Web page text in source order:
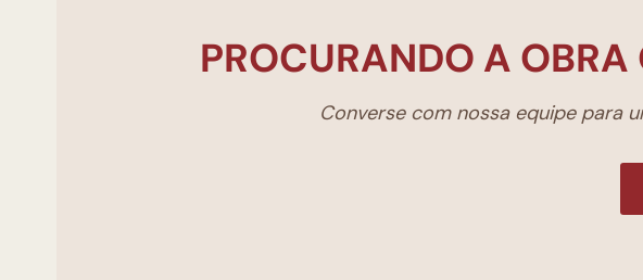
PROCURANDO A
Converse com nossa equipe para